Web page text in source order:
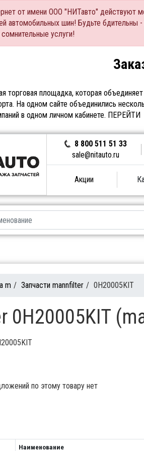
от имени ООО "НИТавто"
автомобильных шин! Будьте
услуги!
торговая площадка, которая
На одном сайте объединились
в одном личном кабинете. ПЕРЕЙТИ
8 800 511 51 33
sale@nitauto.ru
Акции
m / Запчасти mannfilter / 0H20005KIT
0H20005KIT
по этому товару нет
Наименование